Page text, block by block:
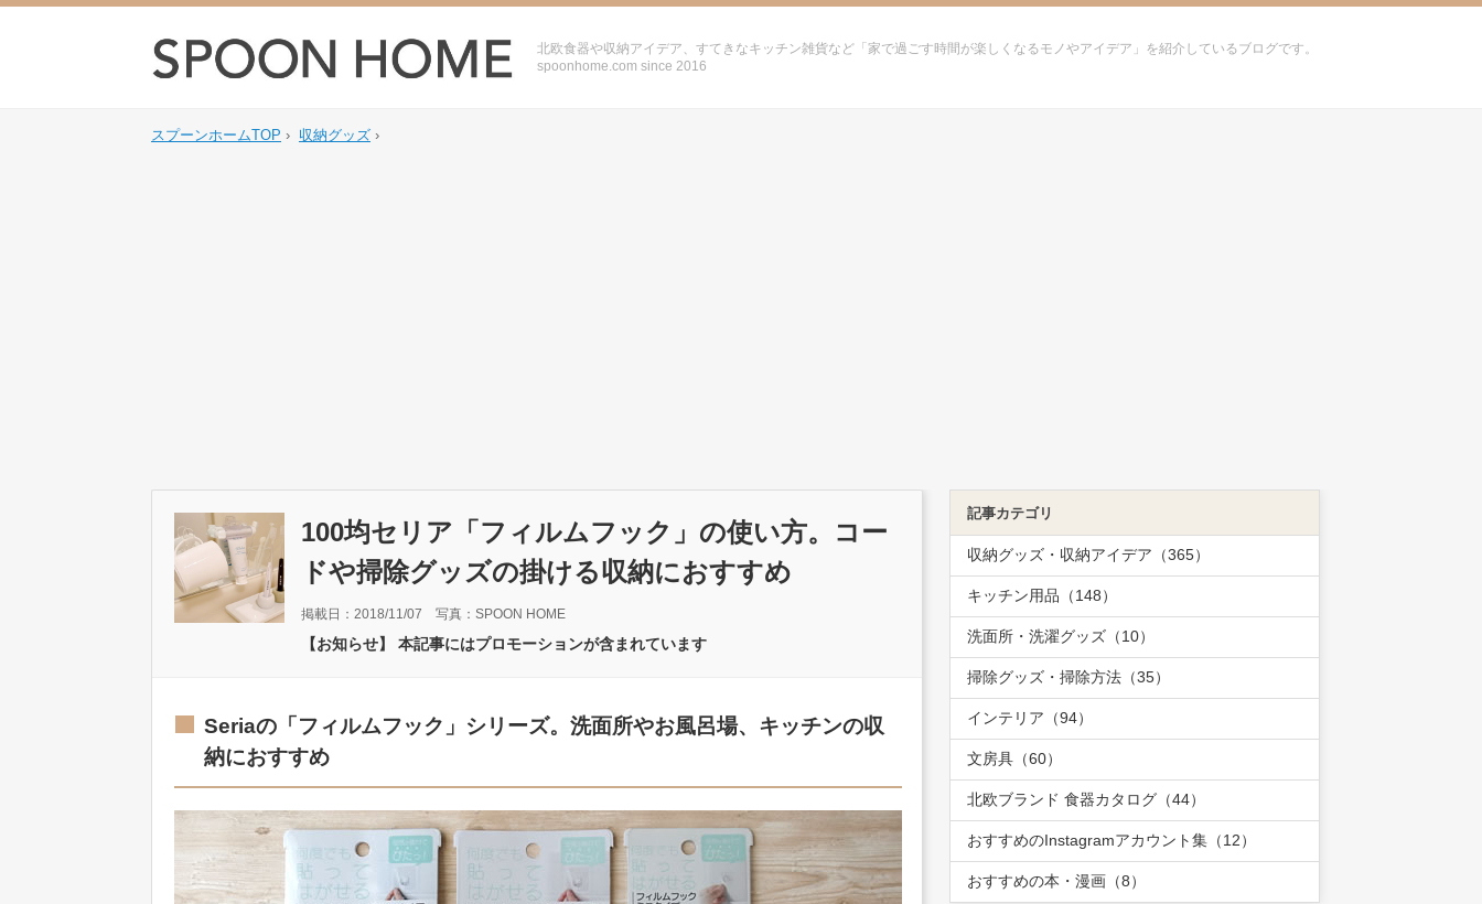
北欧食器や収納アイデア、すてきなキッチン雑貨など「家で過ごす時間が楽しくなるモノやアイデア」を紹介しているブログです。
spoonhome.com since 2016
スプーンホームTOP › 収納グッズ ›
100均セリア「フィルムフック」の使い方。コー
ドや掃除グッズの掛ける収納におすすめ
掲載日：2018/11/07 写真：SPOON HOME
【お知らせ】 本記事にはプロモーションが含まれています
Seriaの「フィルムフック」シリーズ。洗面所やお風呂場、キッチンの収
納におすすめ
記事カテゴリ
収納グッズ・収納アイデア（365）
キッチン用品（148）
洗面所・洗濯グッズ（10）
掃除グッズ・掃除方法（35）
インテリア（94）
文房具（60）
北欧ブランド 食器カタログ（44）
おすすめのInstagramアカウント集（12）
おすすめの本・漫画（8）